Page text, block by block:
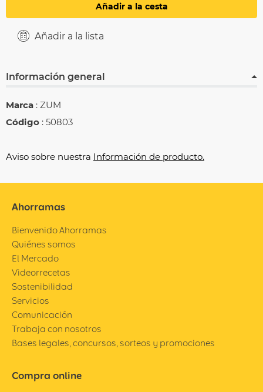
Añadir a la cesta
Añadir a la lista
Información general
Marca : ZUM
Código : 50803
Aviso sobre nuestra Información de producto.
Ahorramas
Bienvenido Ahorramas
Quiénes somos
El Mercado
Videorrecetas
Sostenibilidad
Servicios
Comunicación
Trabaja con nosotros
Bases legales, concursos, sorteos y promociones
Compra online